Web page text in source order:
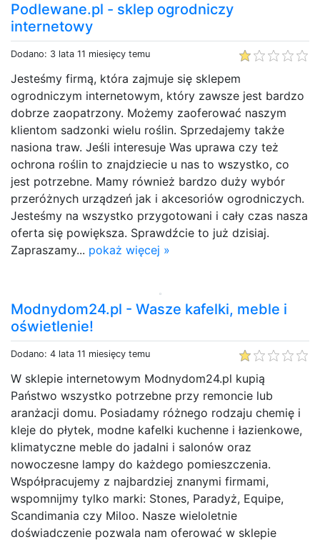
Podlewane.pl - sklep ogrodniczy
internetowy
Dodano: 3 lata 11 miesięcy temu
Jesteśmy firmą, która zajmuje się sklepem
ogrodniczym internetowym, który zawsze jest bardzo
dobrze zaopatrzony. Możemy zaoferować naszym
klientom sadzonki wielu roślin. Sprzedajemy także
nasiona traw. Jeśli interesuje Was uprawa czy też
ochrona roślin to znajdziecie u nas to wszystko, co
jest potrzebne. Mamy również bardzo duży wybór
przeróżnych urządzeń jak i akcesoriów ogrodniczych.
Jesteśmy na wszystko przygotowani i cały czas nasza
oferta się powiększa. Sprawdźcie to już dzisiaj.
Zapraszamy... pokaż więcej »
Modnydom24.pl - Wasze kafelki, meble i
oświetlenie!
Dodano: 4 lata 11 miesięcy temu
W sklepie internetowym Modnydom24.pl kupią
Państwo wszystko potrzebne przy remoncie lub
aranżacji domu. Posiadamy różnego rodzaju chemię i
kleje do płytek, modne kafelki kuchenne i łazienkowe,
klimatyczne meble do jadalni i salonów oraz
nowoczesne lampy do każdego pomieszczenia.
Współpracujemy z najbardziej znanymi firmami,
wspomnijmy tylko marki: Stones, Paradyż, Equipe,
Scandimania czy Miloo. Nasze wieloletnie
doświadczenie pozwala nam oferować w sklepie